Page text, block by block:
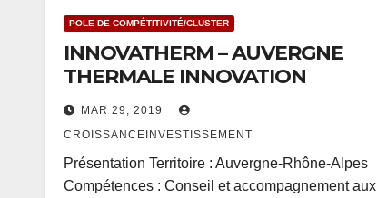
POLE DE COMPÉTITIVITÉ/CLUSTER
INNOVATHERM – AUVERGNE
THERMALE INNOVATION
MAR 29, 2019
CROISSANCEINVESTISSEMENT
Présentation Territoire : Auvergne-Rhône-Alpes
Compétences : Conseil et accompagnement aux